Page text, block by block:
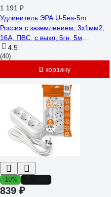
1 191 ₽
Удлинитель ЭРА U-5es-5m
Россия с заземлением, 3x1мм2,
16A, ПВС, с выкл, 5гн, 5м
Б0028383
4.5
(40)
В корзину
-10%
839 ₽